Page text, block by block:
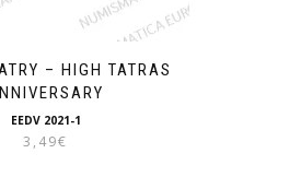
– HIGH TATRAS
EEDV 2021-1
3,49€